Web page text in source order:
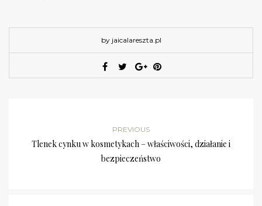
by jaicalareszta.pl
PREVIOUS
Tlenek cynku w kosmetykach – właściwości, działanie i
bezpieczeństwo